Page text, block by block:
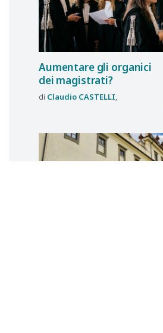
Aumentare gli organici
dei magistrati?
Claudio CASTELLI